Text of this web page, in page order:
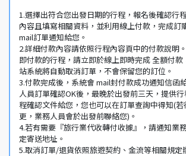
1.選擇出符合您出發日期的行程，報名後確認行
內容且填寫相關資料，並利用線上付款，完成訂
mail訂單通知給您。
2.詳細付款內容請依照行程內容頁中的付款說明
即付款的行程，請立即於線上即時完成 全額付
站系統將自動取消訂單，不會保留您的訂位。
3.付款完成後，系統會 mail封付款成功通知信函
人員訂單確認OK後，最晚於出發前三天，提供
程確認文件給您，您也可以在訂單查詢中得知(
更，業務人員會於出發前聯絡您)。
4.若有需要『旅行業代收轉付收據』，請通知業
定寄送地址。
5.取消訂單/退貨依照旅遊契約、金流等相關規定